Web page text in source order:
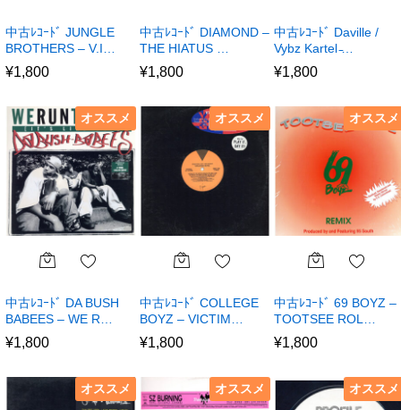
中古ﾚｺｰﾄﾞ JUNGLE
BROTHERS – V.I…
¥1,800
中古ﾚｺｰﾄﾞ DIAMOND –
THE HIATUS …
¥1,800
中古ﾚｺｰﾄﾞ Daville /
Vybz Kartel ̵…
¥1,800
オススメ
中古ﾚｺｰﾄﾞ DA BUSH
BABEES – WE R…
¥1,800
オススメ
中古ﾚｺｰﾄﾞ COLLEGE
BOYZ – VICTIM…
¥1,800
オススメ
中古ﾚｺｰﾄﾞ 69 BOYZ –
TOOTSEE ROL…
¥1,800
オススメ オススメ オススメ